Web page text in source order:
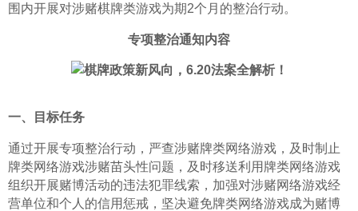
围内开展对涉赌棋牌类游戏为期2个月的整治行动。
专项整治通知内容
一、目标任务
通过开展专项整治行动，严查涉赌牌类网络游戏，及时制止
牌类网络游戏涉赌苗头性问题，及时移送利用牌类网络游戏
组织开展赌博活动的违法犯罪线索，加强对涉赌网络游戏经
营单位和个人的信用惩戒，坚决避免牌类网络游戏成为赌博